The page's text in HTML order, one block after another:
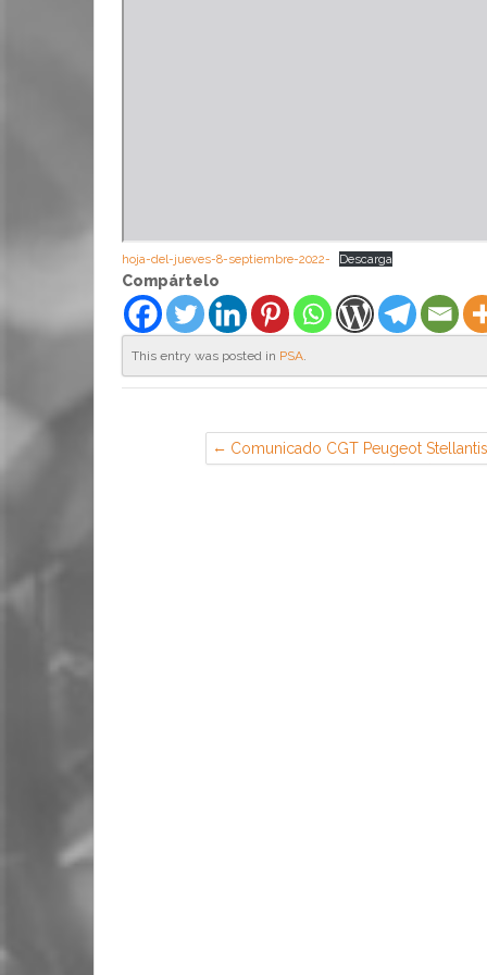
hoja-del-jueves-8-septiembre-2022- Descarga
Compártelo
This entry was posted in PSA.
Comunicado CGT Peugeot Stellantis
por despido de Cesar (Opel)